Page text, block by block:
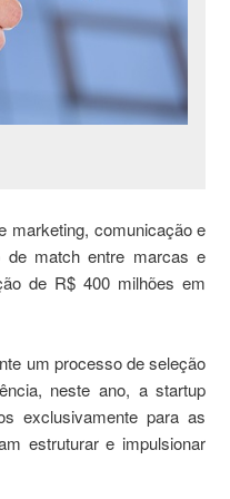
marketing, comunicação e
de match entre marcas e
de R$ 400 milhões em
um processo de seleção
neste ano, a startup
exclusivamente para as
estruturar e impulsionar